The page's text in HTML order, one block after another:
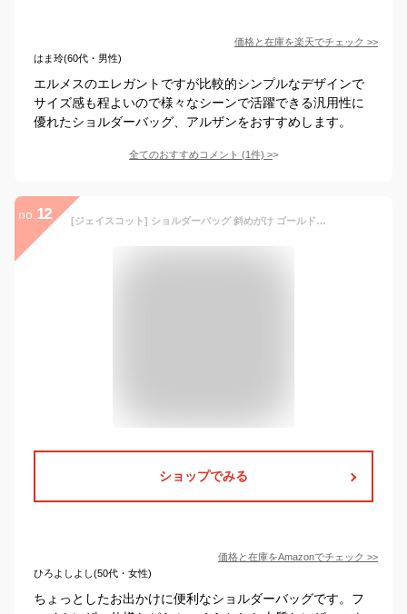
価格と在庫を楽天でチェック >>
はま玲(60代・男性)
エルメスのエレガントですが比較的シンプルなデザインで
サイズ感も程よいので様々なシーンで活躍できる汎用性に
優れたショルダーバッグ、アルザンをおすすめします。
全てのおすすめコメント (1件) >
no. 12 [ジェイスコット] ショルダーバッグ 斜めがけ ゴールドバックル ファスナー 合皮 長さ調整ベルト付き シック 都会的 ドレッシー ママ 合唱 エレガント 七五三 高見え スタンダード 同窓会 よこ型 斜め掛け コーデ スマホポーチ 肩掛け 小さめ れでぃーす 型崩れしない 出勤 すてき ぬけ感 レディース カッコイイ 付属ベルト かばん プレゼント リゾート ブラック JS74-BK
ショップでみる
価格と在庫をAmazonでチェック >>
ひろよしよし(50代・女性)
ちょっとしたお出かけに便利なショルダーバッグです。フ